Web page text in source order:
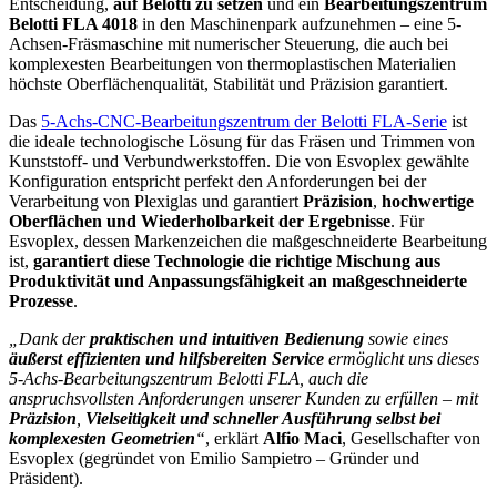
Belotti FLA 4018 in den Maschinenpark aufzunehmen – eine 5-
Achsen-Fräsmaschine mit numerischer Steuerung, die auch bei
komplexesten Bearbeitungen von thermoplastischen Materialien
höchste Oberflächenqualität, Stabilität und Präzision garantiert.
Das 5-Achs-CNC-Bearbeitungszentrum der Belotti FLA-Serie ist
die ideale technologische Lösung für das Fräsen und Trimmen von
Kunststoff- und Verbundwerkstoffen. Die von Esvoplex gewählte
Konfiguration entspricht perfekt den Anforderungen bei der
Verarbeitung von Plexiglas und garantiert Präzision, hochwertige
Oberflächen und Wiederholbarkeit der Ergebnisse. Für
Esvoplex, dessen Markenzeichen die maßgeschneiderte Bearbeitung
ist, garantiert diese Technologie die richtige Mischung aus
Produktivität und Anpassungsfähigkeit an maßgeschneiderte
Prozesse.
„Dank derpraktischen und intuitiven Bedienung sowie eines
äußerst effizienten und hilfsbereiten Service ermöglicht uns dieses
5-Achs-Bearbeitungszentrum Belotti FLA, auch die
anspruchsvollsten Anforderungen unserer Kunden zu erfüllen – mit
Präzision Vielseitigkeit und schneller Ausführung selbst bei
komplexesten Geometrien“, erklärt Alfio Maci, Gesellschafter von
Esvoplex (gegründet von Emilio Sampietro – Gründer und
Präsident).